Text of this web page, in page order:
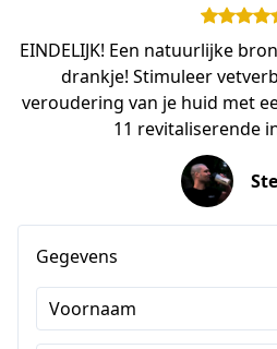
EINDELIJK! Een natuurlijke
drankje! Stimuleer
veroudering van je huid met
11 revitaliserende
Gegevens
Voornaam